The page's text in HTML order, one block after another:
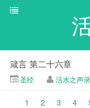
箴言 第二十六章
圣经 活水之声
1 2 3 4